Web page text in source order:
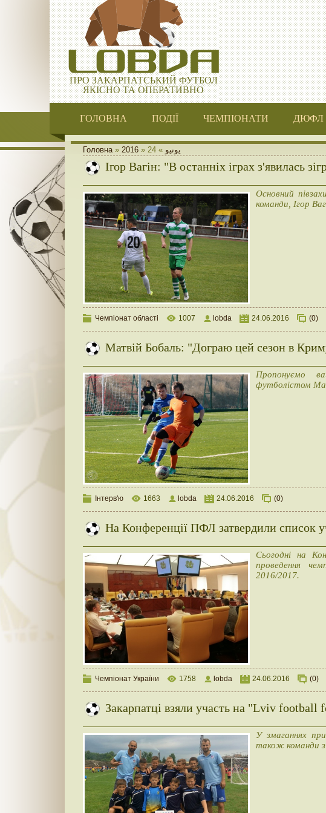
ПРО ЗАКАРПАТСЬКИЙ ФУТБОЛ
ЯКІСНО ТА ОПЕРАТИВНО
ГОЛОВНА ПОДІЇ ЧЕМПІОНАТИ ДЮФЛ
Головна» 2016 » يونيو »
24
Ігор Вагін: "В останніх іграх з'явилась
Основний
команди, Ігор
Чемпіонат області 1007 lobda 24.06.2016 (0)
Матвій Бобаль: "Дограю цей сезон в
Пропонуємо
футболістом
Інтерв'ю 1663 lobda 24.06.2016 (0)
На Конференції ПФЛ затвердили список
Сьогодні на
проведення
2016/2017.
Чемпіонат України 1758 lobda 24.06.2016 (0)
Закарпатці взяли участь на "Lviv football
У змаганнях
також команди